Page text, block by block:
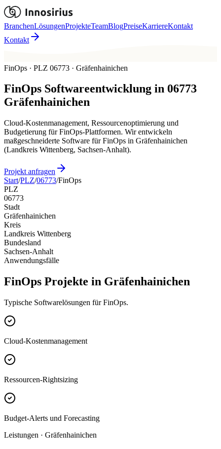
BranchenLösungenProjekteTeamBlogPreiseKarriereKontakt
Kontakt
FinOps · PLZ 06773 · Gräfenhainichen
FinOps Softwareentwicklung in 06773
Gräfenhainichen
Cloud-Kostenmanagement, Ressourcenoptimierung und
Budgetierung für FinOps-Plattformen. Wir entwickeln
maßgeschneiderte Software für FinOps in Gräfenhainichen
(Landkreis Wittenberg, Sachsen-Anhalt).
Projekt anfragen
Start/PLZ/06773/FinOps
PLZ
06773
Stadt
Gräfenhainichen
Kreis
Landkreis Wittenberg
Bundesland
Sachsen-Anhalt
Anwendungsfälle
FinOps Projekte in Gräfenhainichen
Typische Softwarelösungen für FinOps.
Cloud-Kostenmanagement
Ressourcen-Rightsizing
Budget-Alerts und Forecasting
Leistungen · Gräfenhainichen